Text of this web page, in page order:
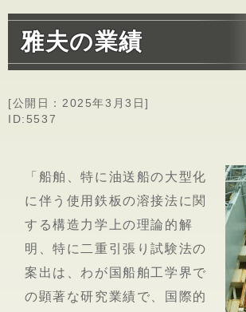
雅夫の業績
[公開日： 2025年3月3日]
ID:5537
「船舶、特に油送船の大型化
に伴う使用鉄板の溶接法に関
する構造力学上の理論的解
明、特に二重引張り試験法の
案出は、わが国船舶工学界で
の顕著な研究業績で、国際的